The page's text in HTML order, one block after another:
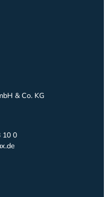
& Co. KG
10 0